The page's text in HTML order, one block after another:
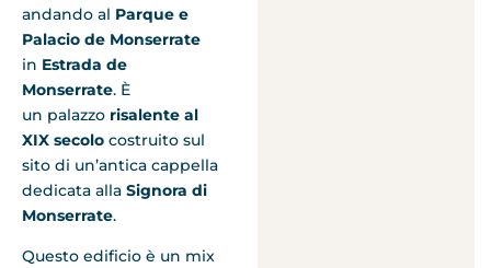
andando al Parque e
Palacio de Monserrate
in Estrada de
Monserrate. È
un palazzo risalente al
XIX secolo costruito sul
sito di un’antica cappella
dedicata alla Signora di
Monserrate.
Questo edificio è un mix